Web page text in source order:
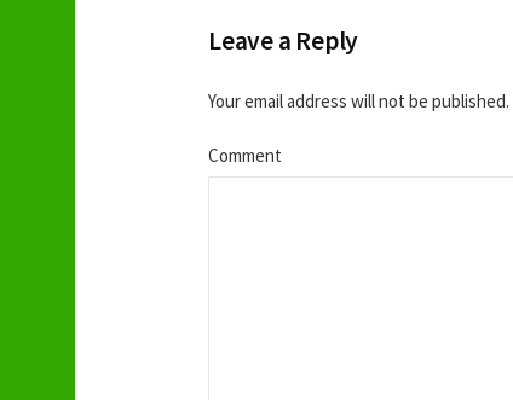
o
s
t
Leave a Reply
Your email address will not be published.
Comment